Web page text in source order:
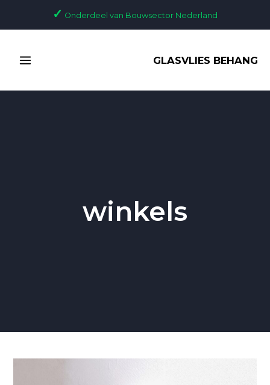
✓ Onderdeel van Bouwsector Nederland
MENU
GLASVLIES BEHANG
winkels